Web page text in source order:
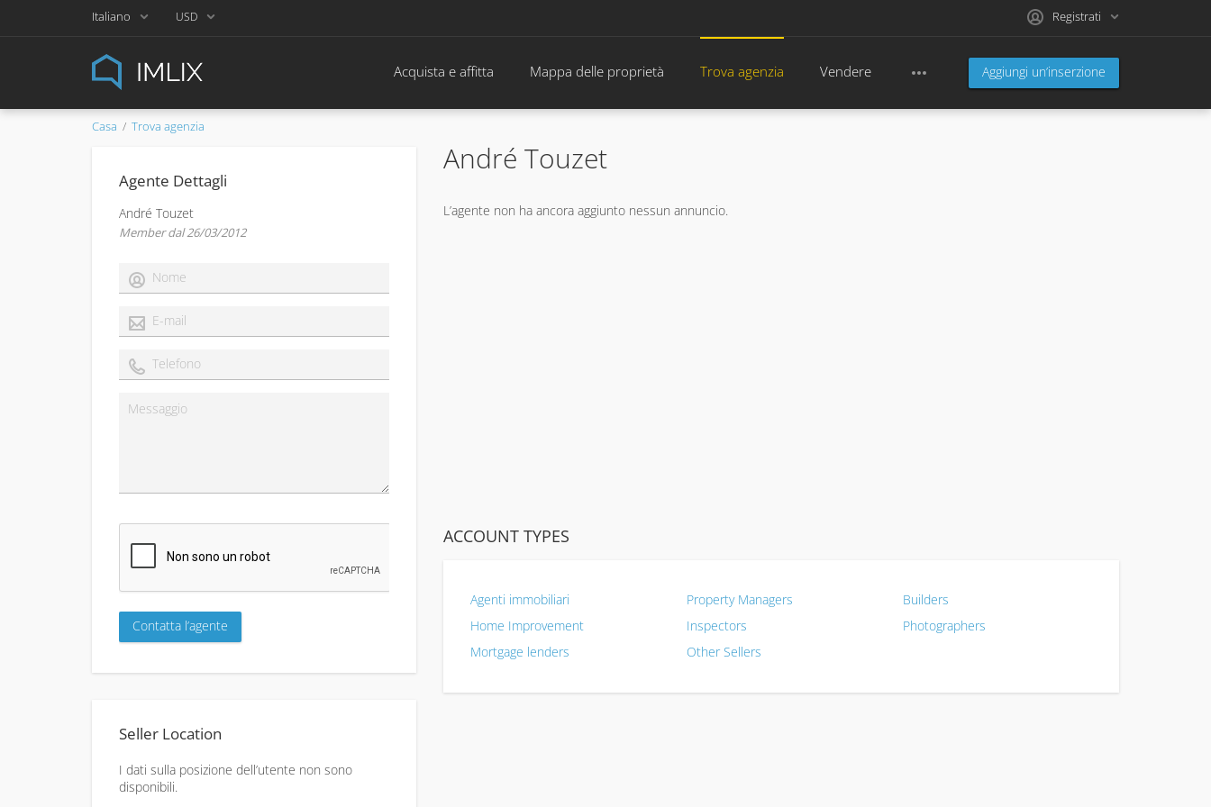
Italiano USD Registrati
Aggiungi un’inserzione
Acquista e affitta Mappa delle proprietà Trova agenzia Vendere
Casa Trova agenzia
Agente Dettagli
André Touzet
Member dal 26/03/2012
Seller Location
I dati sulla posizione dell’utente non sono
disponibili.
André Touzet
L’agente non ha ancora aggiunto nessun annuncio.
ACCOUNT TYPES
Agenti immobiliari Property Managers
Builders
Home Improvement
Inspectors
Photographers
Mortgage lenders
Other Sellers